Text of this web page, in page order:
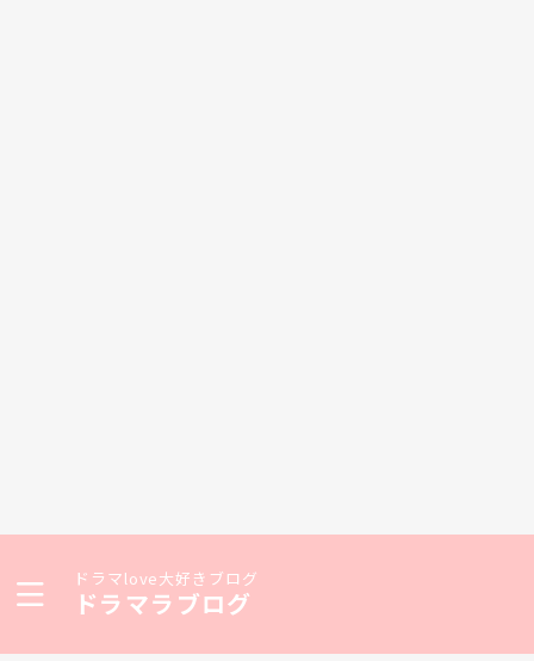
ドラマlove大好きブログ
ドラマラブログ